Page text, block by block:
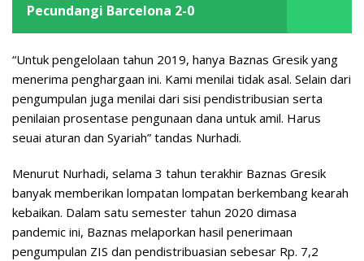
Pecundangi Barcelona 2-0
“Untuk pengelolaan tahun 2019, hanya Baznas Gresik yang
menerima penghargaan ini. Kami menilai tidak asal. Selain dari
pengumpulan juga menilai dari sisi pendistribusian serta
penilaian prosentase pengunaan dana untuk amil. Harus
seuai aturan dan Syariah” tandas Nurhadi.
Menurut Nurhadi, selama 3 tahun terakhir Baznas Gresik
banyak memberikan lompatan lompatan berkembang kearah
kebaikan. Dalam satu semester tahun 2020 dimasa
pandemic ini, Baznas melaporkan hasil penerimaan
pengumpulan ZIS dan pendistribuasian sebesar Rp. 7,2